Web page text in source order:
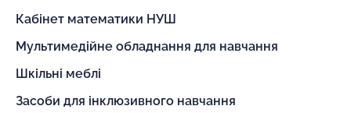
Кабінет математики НУШ
Мультимедійне обладнання для навчання
Шкільні меблі
Засоби для інклюзивного навчання